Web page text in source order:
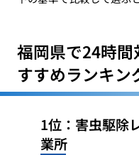
福岡県で24時
すすめランキン
1位：害虫駆除
業所